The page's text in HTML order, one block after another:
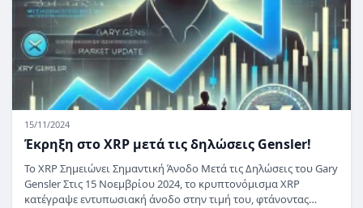
15/11/2024
Έκρηξη στο XRP μετά τις δηλώσεις Gensler!
Το XRP Σημειώνει Σημαντική Άνοδο Μετά τις Δηλώσεις του Gary
Gensler Στις 15 Νοεμβρίου 2024, το κρυπτονόμισμα XRP
κατέγραψε εντυπωσιακή άνοδο στην τιμή του, φτάνοντας…